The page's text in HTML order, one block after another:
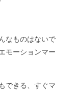
なものはないで
モーションマー
できる、すぐマ